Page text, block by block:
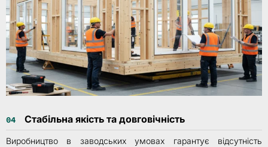
04 Стабільна якість та довговічність
Виробництво в заводських умовах гарантує відсутність